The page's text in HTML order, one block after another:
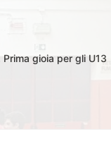
gioia per gli U13